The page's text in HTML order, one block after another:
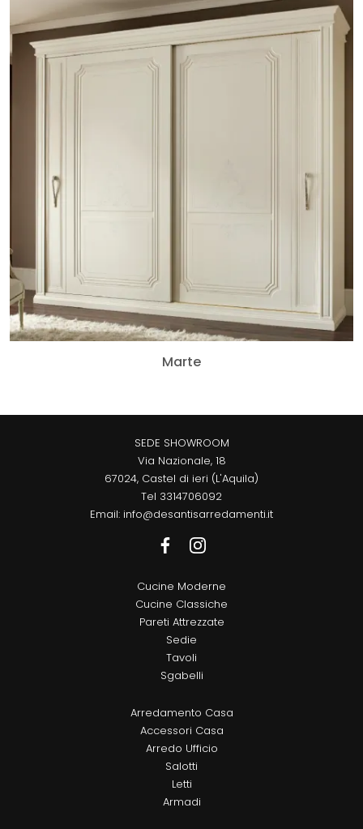
Marte
SEDE SHOWROOM
Via Nazionale, 18
67024, Castel di ieri (L'Aquila)
Tel 3314706092
Email: info@desantisarredamenti.it
Cucine Moderne
Cucine Classiche
Pareti Attrezzate
Sedie
Tavoli
Sgabelli
Arredamento Casa
Accessori Casa
Arredo Ufficio
Salotti
Letti
Armadi